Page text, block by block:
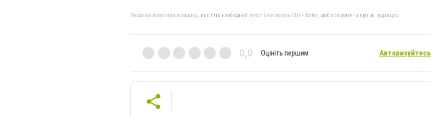
Якщо ви помітили помилку, виділіть необхідний текст і натисніть Ctrl + Enter, щоб повідомити про це редакцію
0,0 Оцініть першим Авторизуйтесь